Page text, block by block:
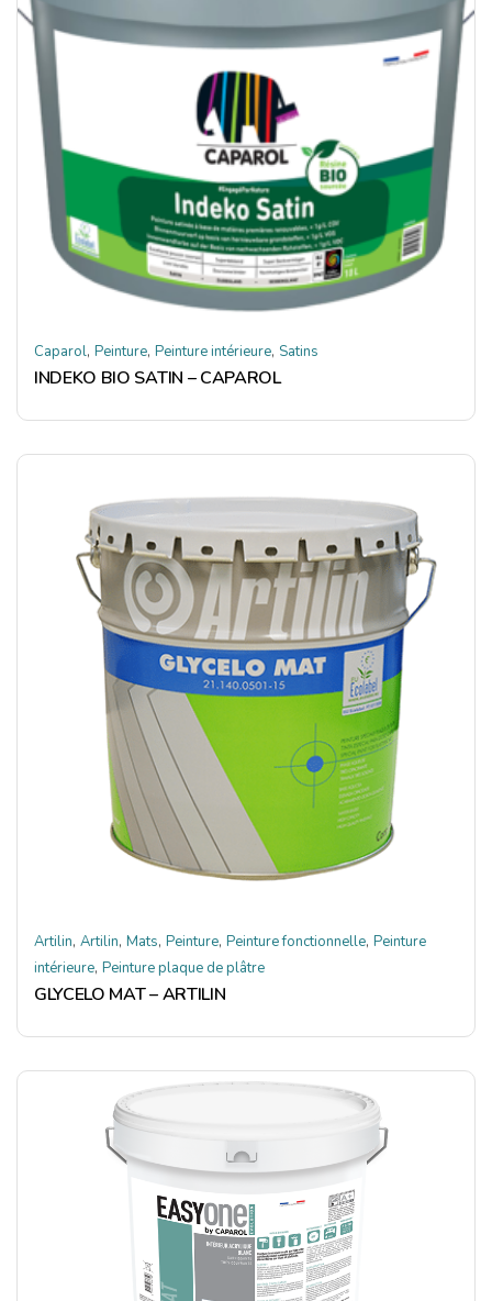
Caparol, Peinture, Peinture intérieure, Satins
INDEKO BIO SATIN – CAPAROL
Artilin, Artilin, Mats, Peinture, Peinture fonctionnelle, Peinture
intérieure, Peinture plaque de plâtre
GLYCELO MAT – ARTILIN